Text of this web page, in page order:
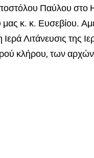
Παύλου στο
κ. κ. Ευσεβίου.
Λιτάνευσις της
κλήρου, των